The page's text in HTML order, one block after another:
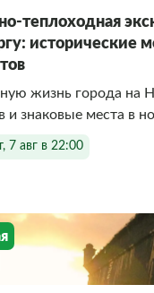
теплоходная
исторические
жизнь города на
и знаковые места в
7 авг в 22:00